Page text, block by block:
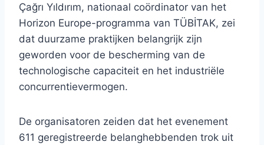
Çağrı Yıldırım, nationaal coördinator van het
Horizon Europe-programma van TÜBİTAK, zei
dat duurzame praktijken belangrijk zijn
geworden voor de bescherming van de
technologische capaciteit en het industriële
concurrentievermogen.
De organisatoren zeiden dat het evenement
611 geregistreerde belanghebbenden trok uit